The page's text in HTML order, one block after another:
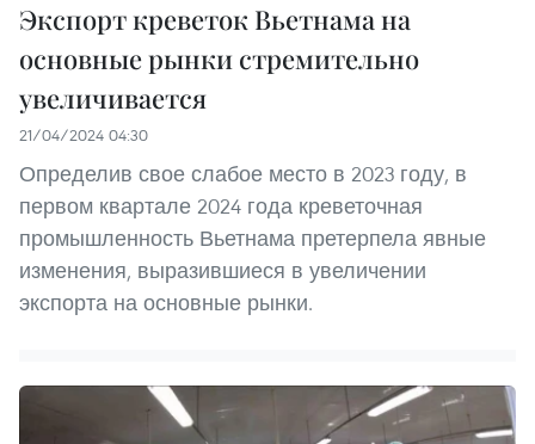
Экспорт креветок Вьетнама на
основные рынки стремительно
увеличивается
21/04/2024 04:30
Определив свое слабое место в 2023 году, в
первом квартале 2024 года креветочная
промышленность Вьетнама претерпела явные
изменения, выразившиеся в увеличении
экспорта на основные рынки.